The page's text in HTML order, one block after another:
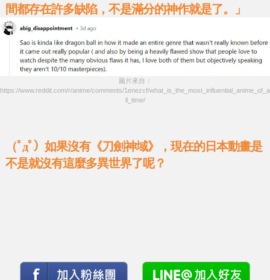
間都存在許多缺陷，不是滿分的神作就是了。」
圖片來自：
https://www.reddit.com/r/anime/comments/1enezcf/what_is_the_most_influential_anime_of_a
ll_time/
（ﾟдﾟ）如果沒有《刀劍神域》，現在的日本動畫是
不是就沒有這麼多異世界了呢？